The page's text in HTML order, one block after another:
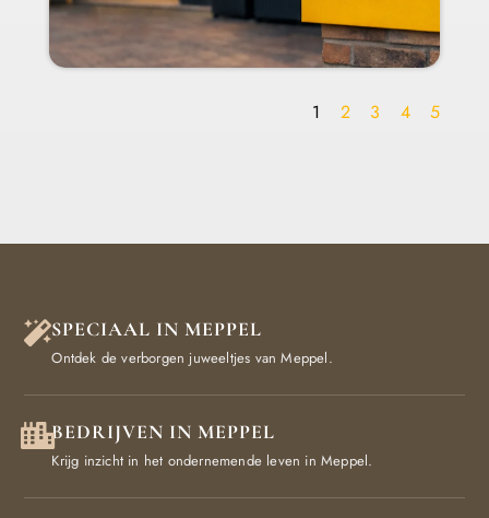
1 2 3 4 5
SPECIAAL IN MEPPEL
Ontdek de verborgen juweeltjes van Meppel.
BEDRIJVEN IN MEPPEL
Krijg inzicht in het ondernemende leven in Meppel.